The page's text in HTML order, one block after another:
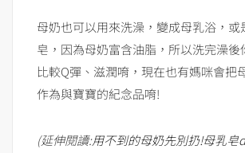
母奶也可以用來洗澡，變成母乳浴，或
皂，因為母奶富含油脂，所以洗完澡後
比較Q彈、滋潤唷，現在也有媽咪會把
作為與寶寶的紀念品唷!
(延伸閱讀:用不到的母奶先別扔!母乳皂